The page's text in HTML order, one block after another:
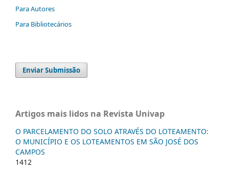
Para Autores
Para Bibliotecários
Enviar Submissão
Artigos mais lidos na Revista Univap
O PARCELAMENTO DO SOLO ATRAVÉS DO LOTEAMENTO:
O MUNICÍPIO E OS LOTEAMENTOS EM SÃO JOSÉ DOS
CAMPOS
1412